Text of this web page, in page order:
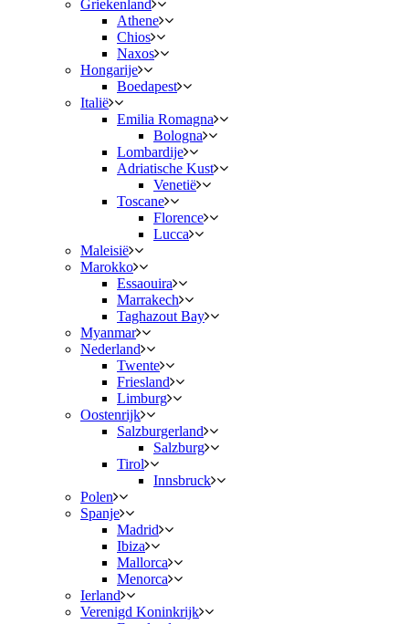
Griekenland
Athene
Chios
Naxos
Hongarije
Boedapest
Italië
Emilia Romagna
Bologna
Lombardije
Adriatische Kust
Venetië
Toscane
Florence
Lucca
Maleisië
Marokko
Essaouira
Marrakech
Taghazout Bay
Myanmar
Nederland
Twente
Friesland
Limburg
Oostenrijk
Salzburgerland
Salzburg
Tirol
Innsbruck
Polen
Spanje
Madrid
Ibiza
Mallorca
Menorca
Ierland
Verenigd Koninkrijk